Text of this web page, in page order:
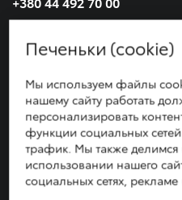
г. Киев, просп. С.
ЗАПИСАТЬСЯ НА ТЕСТ-ДРАЙВ
Печеньки (cookie)
Мы используем файлы
нашему сайту работать
персонализировать
функции социальных
трафик. Мы также
использовании нашего
социальных сетях,